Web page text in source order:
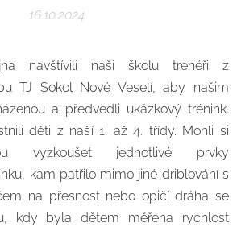
16.10.2024
navštívili naši školu trenéři z
TJ Sokol Nové Veselí, aby našim
a předvedli ukázkový trénink.
děti z naší 1. až 4. třídy. Mohli si
vyzkoušet jednotlivé prvky
kam patřilo mimo jiné driblování s
na přesnost nebo opičí dráha se
kdy byla dětem měřena rychlost